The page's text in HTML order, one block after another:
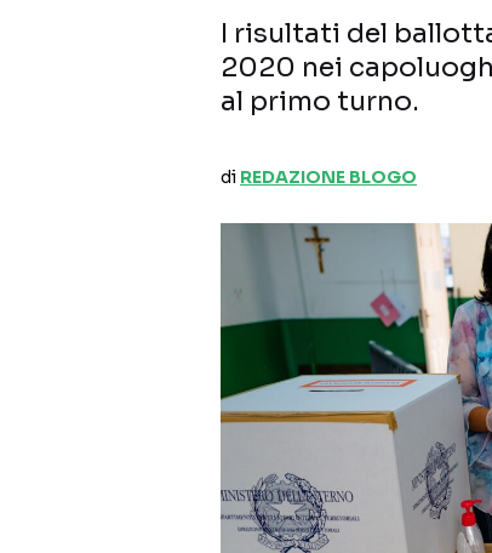
I risultati del
2020 nei
al primo turno.
di REDAZIONE BLOGO